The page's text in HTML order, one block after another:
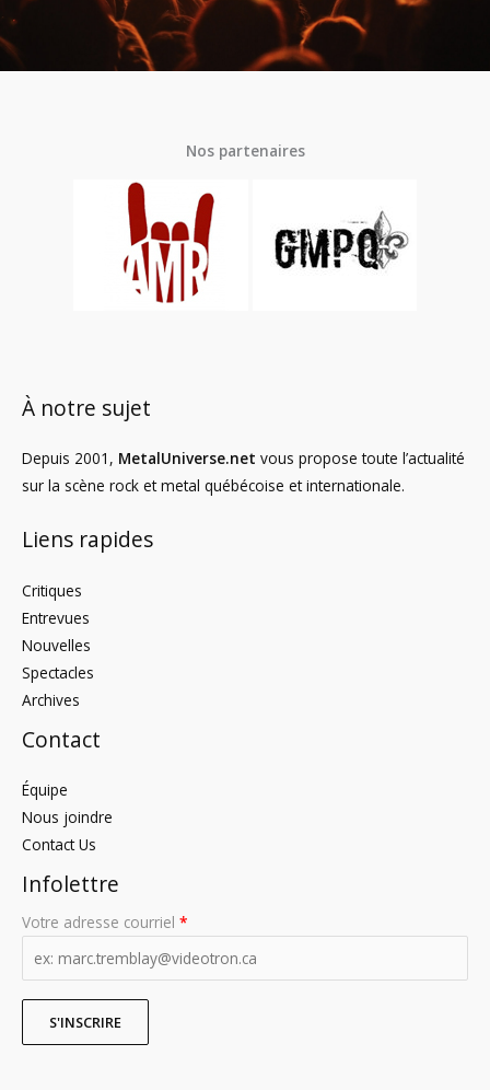
Nos partenaires
À notre sujet
Depuis 2001, MetalUniverse.net vous propose toute l’actualité
sur la scène rock et metal québécoise et internationale.
Liens rapides
Critiques
Entrevues
Nouvelles
Spectacles
Archives
Contact
Équipe
Nous joindre
Contact Us
Infolettre
Votre adresse courriel *